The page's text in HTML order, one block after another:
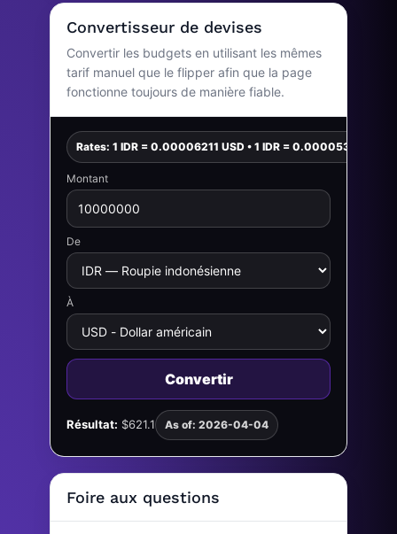
Convertisseur de devises
Convertir les budgets en utilisant les mêmes
tarif manuel que le flipper afin que la page
fonctionne toujours de manière fiable.
Rates: 1 IDR = 0.00006211 USD • 1 IDR = 0.00005390 EUR
Montant
De
À
Convertir
Résultat: $621.1 As of: 2026-04-04
Foire aux questions